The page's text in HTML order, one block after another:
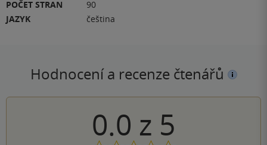
POČET STRAN
90
JAZYK
čeština
Hodnocení a recenze čtenářů
0.0 z 5